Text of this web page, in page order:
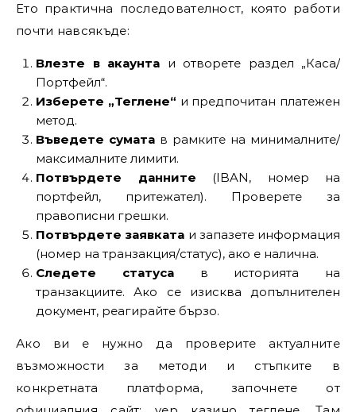
Ето практична последователност, която работи
почти навсякъде:
Влезте в акаунта и отворете раздел „Каса/
Портфейл“.
Изберете „Теглене“ и предпочитан платежен
метод.
Въведете сумата в рамките на минималните/
максималните лимити.
Потвърдете данните (IBAN, номер на
портфейл, притежател). Проверете за
правописни грешки.
Потвърдете заявката и запазете информация
(номер на транзакция/статус), ако е налична.
Следете статусав историята на
транзакциите. Ако се изисква допълнителен
документ, реагирайте бързо.
Ако ви е нужно да проверите актуалните
възможности за методи и стъпките в
конкретната платформа, започнете от